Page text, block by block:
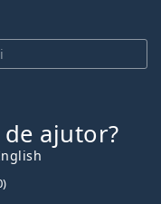
ajutor?